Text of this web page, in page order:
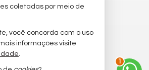
imóveis
1
coletadas por meio de
você concorda com o uso
informações visite
.